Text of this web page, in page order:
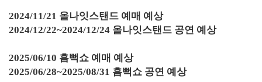
2024/11/21 올나잇스탠드 예매 예상
2024/12/22~2024/12/24 올나잇스탠드 공연 예상
2025/06/10 흠뻑쇼 예매 예상
2025/06/28~2025/08/31 흠뻑쇼 공연 예상